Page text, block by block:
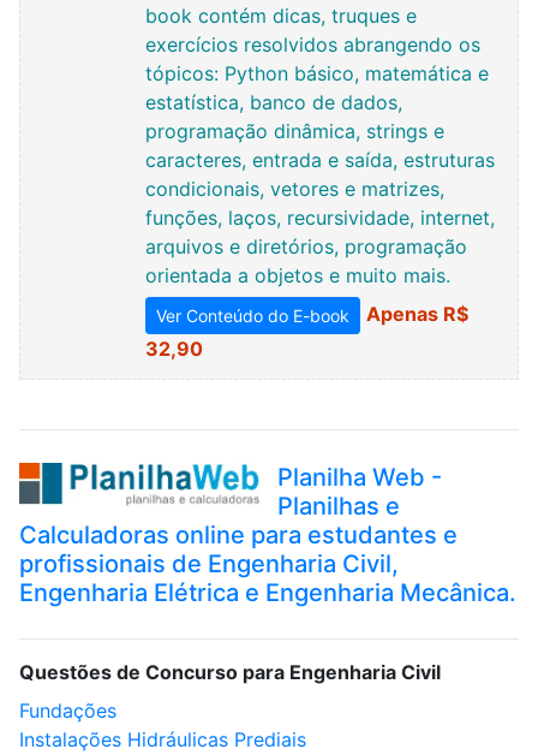
book contém dicas, truques e
exercícios resolvidos abrangendo os
tópicos: Python básico, matemática e
estatística, banco de dados,
programação dinâmica, strings e
caracteres, entrada e saída, estruturas
condicionais, vetores e matrizes,
funções, laços, recursividade, internet,
arquivos e diretórios, programação
orientada a objetos e muito mais.
Ver Conteúdo do E-book
Apenas R$
32,90
Planilha Web -
Planilhas e
Calculadoras online para estudantes e
profissionais de Engenharia Civil,
Engenharia Elétrica e Engenharia Mecânica.
Questões de Concurso para Engenharia Civil
Fundações
Instalações Hidráulicas Prediais